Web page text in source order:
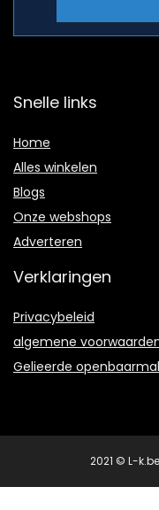
Snelle links
Home
Alles winkelen
Blogs
Onze webshops
Adverteren
Verklaringen
Privacybeleid
algemene
Gelieerde
2021 © L-